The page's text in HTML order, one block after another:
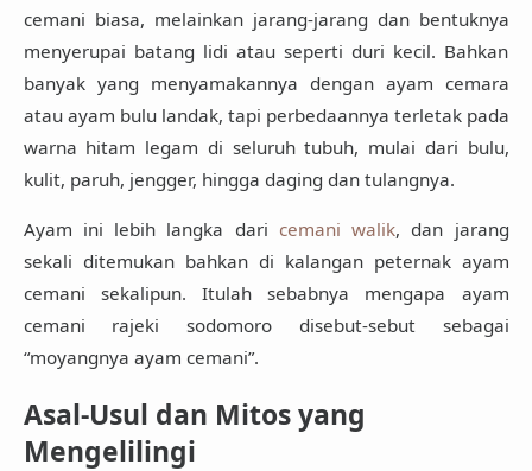
cemani biasa, melainkan jarang-jarang dan bentuknya
menyerupai batang lidi atau seperti duri kecil. Bahkan
banyak yang menyamakannya dengan ayam cemara
atau ayam bulu landak, tapi perbedaannya terletak pada
warna hitam legam di seluruh tubuh, mulai dari bulu,
kulit, paruh, jengger, hingga daging dan tulangnya.
Ayam ini lebih langka dari cemani walik, dan jarang
sekali ditemukan bahkan di kalangan peternak ayam
cemani sekalipun. Itulah sebabnya mengapa ayam
cemani rajeki sodomoro disebut-sebut sebagai
“moyangnya ayam cemani”.
Asal-Usul dan Mitos yang
Mengelilingi